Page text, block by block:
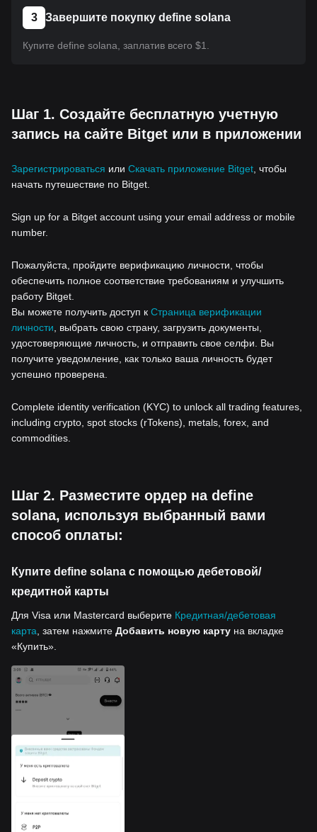
3 Завершите покупку define solana
Купите define solana, заплатив всего $1.
Шаг 1. Создайте бесплатную учетную
запись на сайте Bitget или в приложении
Зарегистрироваться или Скачать приложение Bitget , чтобы
начать путешествие по Bitget.
Sign up for a Bitget account using your email address or mobile
number.
Пожалуйста, пройдите верификацию личности, чтобы
обеспечить полное соответствие требованиям и улучшить
работу Bitget.
Вы можете получить доступ к Страница верификации
личности , выбрать свою страну, загрузить документы,
удостоверяющие личность, и отправить свое селфи. Вы
получите уведомление, как только ваша личность будет
успешно проверена.
Complete identity verification (KYC) to unlock all trading features,
including crypto, spot stocks (rTokens), metals, forex, and
commodities.
Шаг 2. Разместите ордер на define
solana, используя выбранный вами
способ оплаты:
Купите define solana с помощью дебетовой/
кредитной карты
Для Visa или Mastercard выберите Кредитная/дебетовая
карта , затем нажмите Добавить новую карту на вкладке
«Купить».